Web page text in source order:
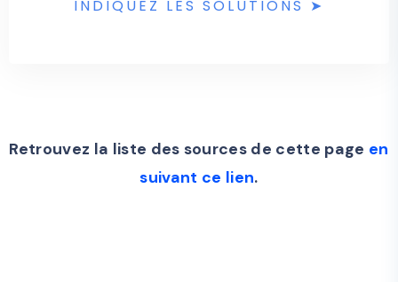
INDIQUEZ LES SOLUTIONS ➤
Retrouvez la liste des sources de cette page en
suivant ce lien.